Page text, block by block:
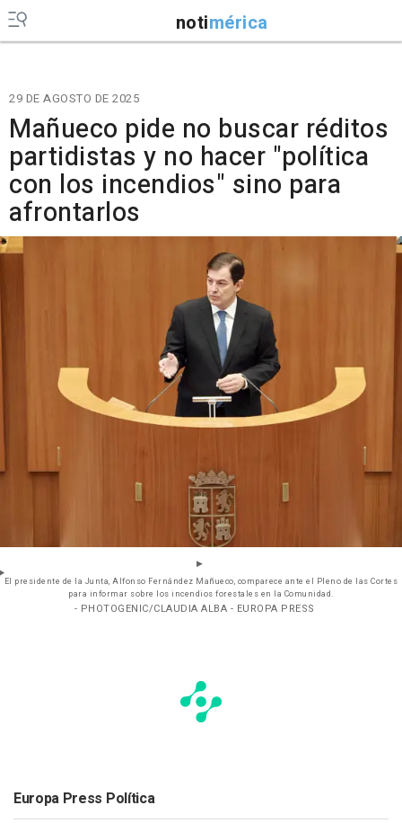
notimérica
29 DE AGOSTO DE 2025
Mañueco pide no buscar réditos
partidistas y no hacer "política
con los incendios" sino para
afrontarlos
El presidente de la Junta, Alfonso Fernández Mañueco, comparece ante el Pleno de las Cortes
para informar sobre los incendios forestales en la Comunidad.
- PHOTOGENIC/CLAUDIA ALBA - EUROPA PRESS
Europa Press Política